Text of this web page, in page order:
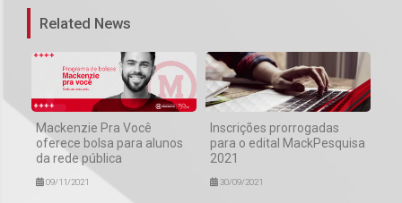
Related News
Mackenzie Pra Você
oferece bolsa para alunos
da rede pública
09/11/2021
Inscrições prorrogadas
para o edital MackPesquisa
2021
30/09/2021